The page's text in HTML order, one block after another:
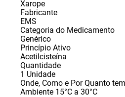
Xarope
Fabricante
EMS
Categoria do Medicamento
Genérico
Princípio Ativo
Acetilcisteína
Quantidade
1 Unidade
Onde, Como e Por Quanto
Ambiente 15°C a 30°C